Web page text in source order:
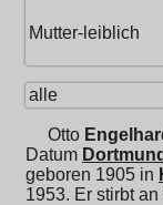
Mutter-leiblich
alle
Otto
Datum Dortmund
geboren 1905 in
1953. Er stirbt